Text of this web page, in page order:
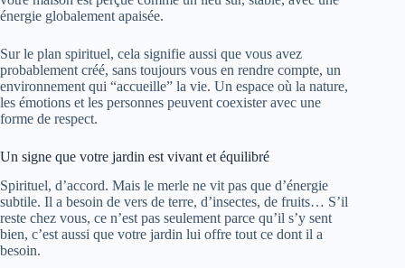
énergie globalement apaisée.
Sur le plan spirituel, cela signifie aussi que vous avez
probablement créé, sans toujours vous en rendre compte, un
environnement qui “accueille” la vie. Un espace où la nature,
les émotions et les personnes peuvent coexister avec une
forme de respect.
Un signe que votre jardin est vivant et équilibré
Spirituel, d’accord. Mais le merle ne vit pas que d’énergie
subtile. Il a besoin de vers de terre, d’insectes, de fruits… S’il
reste chez vous, ce n’est pas seulement parce qu’il s’y sent
bien, c’est aussi que votre jardin lui offre tout ce dont il a
besoin.